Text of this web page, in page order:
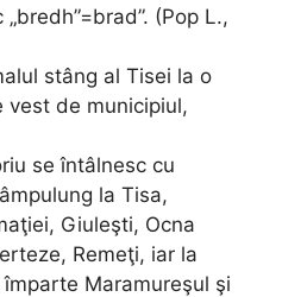
(Pop L.,
stâng al Tisei la o
vest de municipiul,
se întâlnesc cu
la Tisa,
Giuleşti, Ocna
Remeţi, iar la
Maramureşul şi